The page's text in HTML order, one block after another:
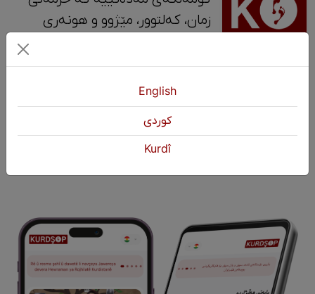
زمان، کەلتوور، مێژوو و ‎هونەری
+964 751 430 3262
+964 751 460 9262
info@kurdshop.net
English
كوردی
Kurdî